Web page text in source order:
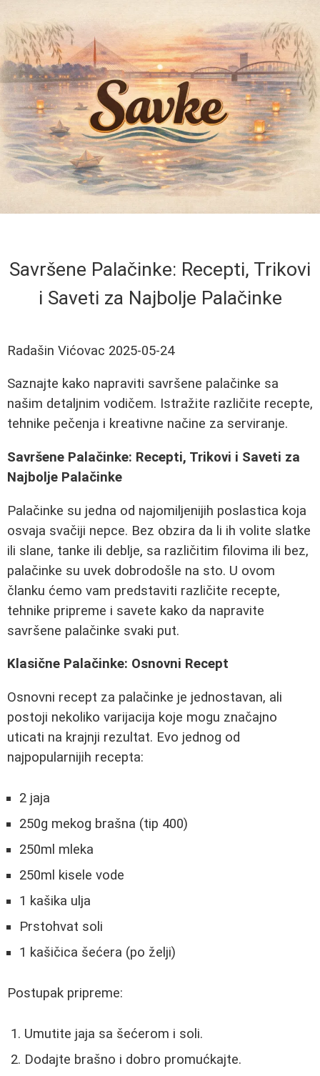
Savršene Palačinke: Recepti, Trikovi
i Saveti za Najbolje Palačinke
Radašin Vićovac 2025-05-24
Saznajte kako napraviti savršene palačinke sa
našim detaljnim vodičem. Istražite različite recepte,
tehnike pečenja i kreativne načine za serviranje.
Savršene Palačinke: Recepti, Trikovi i Saveti za
Najbolje Palačinke
Palačinke su jedna od najomiljenijih poslastica koja
osvaja svačiji nepce. Bez obzira da li ih volite slatke
ili slane, tanke ili deblje, sa različitim filovima ili bez,
palačinke su uvek dobrodošle na sto. U ovom
članku ćemo vam predstaviti različite recepte,
tehnike pripreme i savete kako da napravite
savršene palačinke svaki put.
Klasične Palačinke: Osnovni Recept
Osnovni recept za palačinke je jednostavan, ali
postoji nekoliko varijacija koje mogu značajno
uticati na krajnji rezultat. Evo jednog od
najpopularnijih recepta:
2 jaja
250g mekog brašna (tip 400)
250ml mleka
250ml kisele vode
1 kašika ulja
Prstohvat soli
1 kašičica šećera (po želji)
Postupak pripreme:
Umutite jaja sa šećerom i soli.
Dodajte brašno i dobro promućkajte.